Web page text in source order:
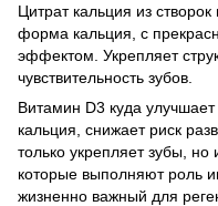
Цитрат кальция из
форма кальция, с
эффектом. Укрепляет
чувствительность зубов.
Витамин D3 куда
кальция, снижает риск
только укрепляет зубы, но
которые выполняют роль
жизненно важный для